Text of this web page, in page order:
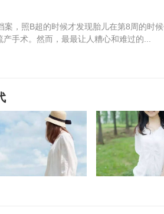
，照B超的时候才发现胎儿在第8周的时
手术。然而，最最让人糟心和难过的...